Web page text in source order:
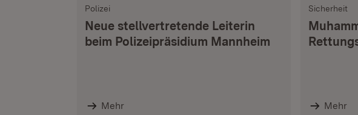
Polizei
Neue stellvertretende Leiterin
beim Polizeipräsidium Mannheim
Mehr
Sicherheit
Mehr